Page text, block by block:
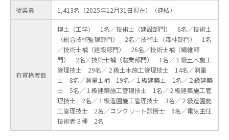
従業員 1,413名（2025年12月31日現在）（連結）
有資格者数
博士（工学） 1名／技術士（建設部門） 6名／技術士
（総合技術監理部門） 2名／技術士（森林部門） 1名
／技術士補（建設部門） 26名／技術士補（繊維部
門） 2名／技術士補（農業部門） 1名／１級土木施工
管理技士 29名／２級土木施工管理技士 14名／測量
士 8名／測量士補 19名／１級建築士 1名／２級建築
士 5名／１級建築施工管理技士 1名／２級建築施工管
理技士 2名／１級造園施工管理技士 3名／２級造園施
工管理技士 2名／コンクリート診断士 9名／電気主任
技術者３種 2名